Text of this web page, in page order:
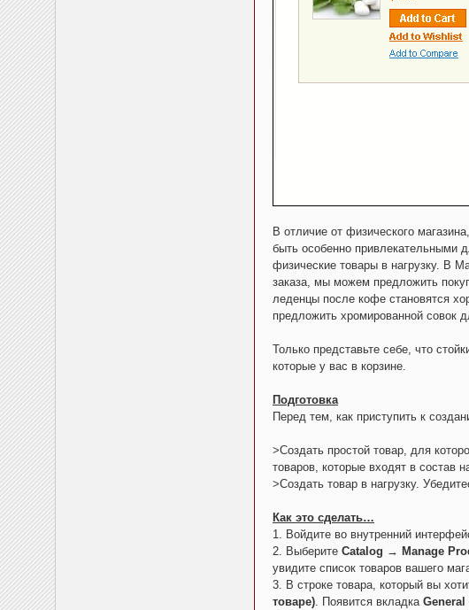
В отличие от физического
быть особенно привлекательными
физические товары в нагрузку. В
заказа, мы можем предложить
леденцы после кофе становятся
предложить хромированной совок
Только представьте себе, что
которые у вас в корзине.
Подготовка
Перед тем, как приступить к
>Создать простой товар, для
товаров, которые входят в состав
>Создать товар в нагрузку.
Как это сделать…
1. Войдите во внутренний
2. Выберите Catalog → Manage
увидите список товаров вашего
3. В строке товара, который вы
товаре). Появится вкладка